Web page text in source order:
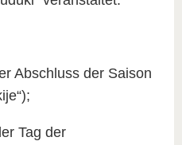
Abschluss der Saison
Tag der